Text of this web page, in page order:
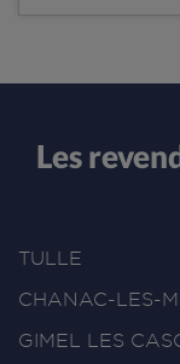
Les
TULLE
CHANAC-LES-
GIMEL LES